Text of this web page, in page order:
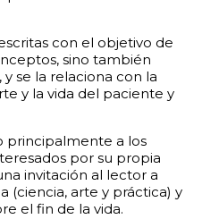
con el objetivo de
sino también
se la relaciona con la
y la vida del paciente y
principalmente a los
por su propia
invitación al lector a
(ciencia, arte y práctica) y
el fin de la vida.